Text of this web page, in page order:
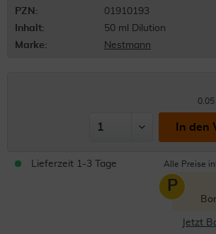
PZN:
01910193
Inhalt:
50 ml Dilution
Marke:
Nestmann
In den
Lieferzeit 1-3 Tage Alle Preise
P
Jetzt